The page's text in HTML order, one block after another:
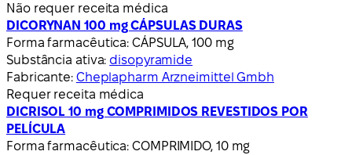
Não requer receita médica
DICORYNAN 100 mg CÁPSULAS DURAS
Forma farmacêutica: CÁPSULA, 100 mg
Substância ativa: disopyramide
Fabricante: Cheplapharm Arzneimittel Gmbh
Requer receita médica
DICRISOL 10 mg COMPRIMIDOS REVESTIDOS POR
PELÍCULA
Forma farmacêutica: COMPRIMIDO, 10 mg